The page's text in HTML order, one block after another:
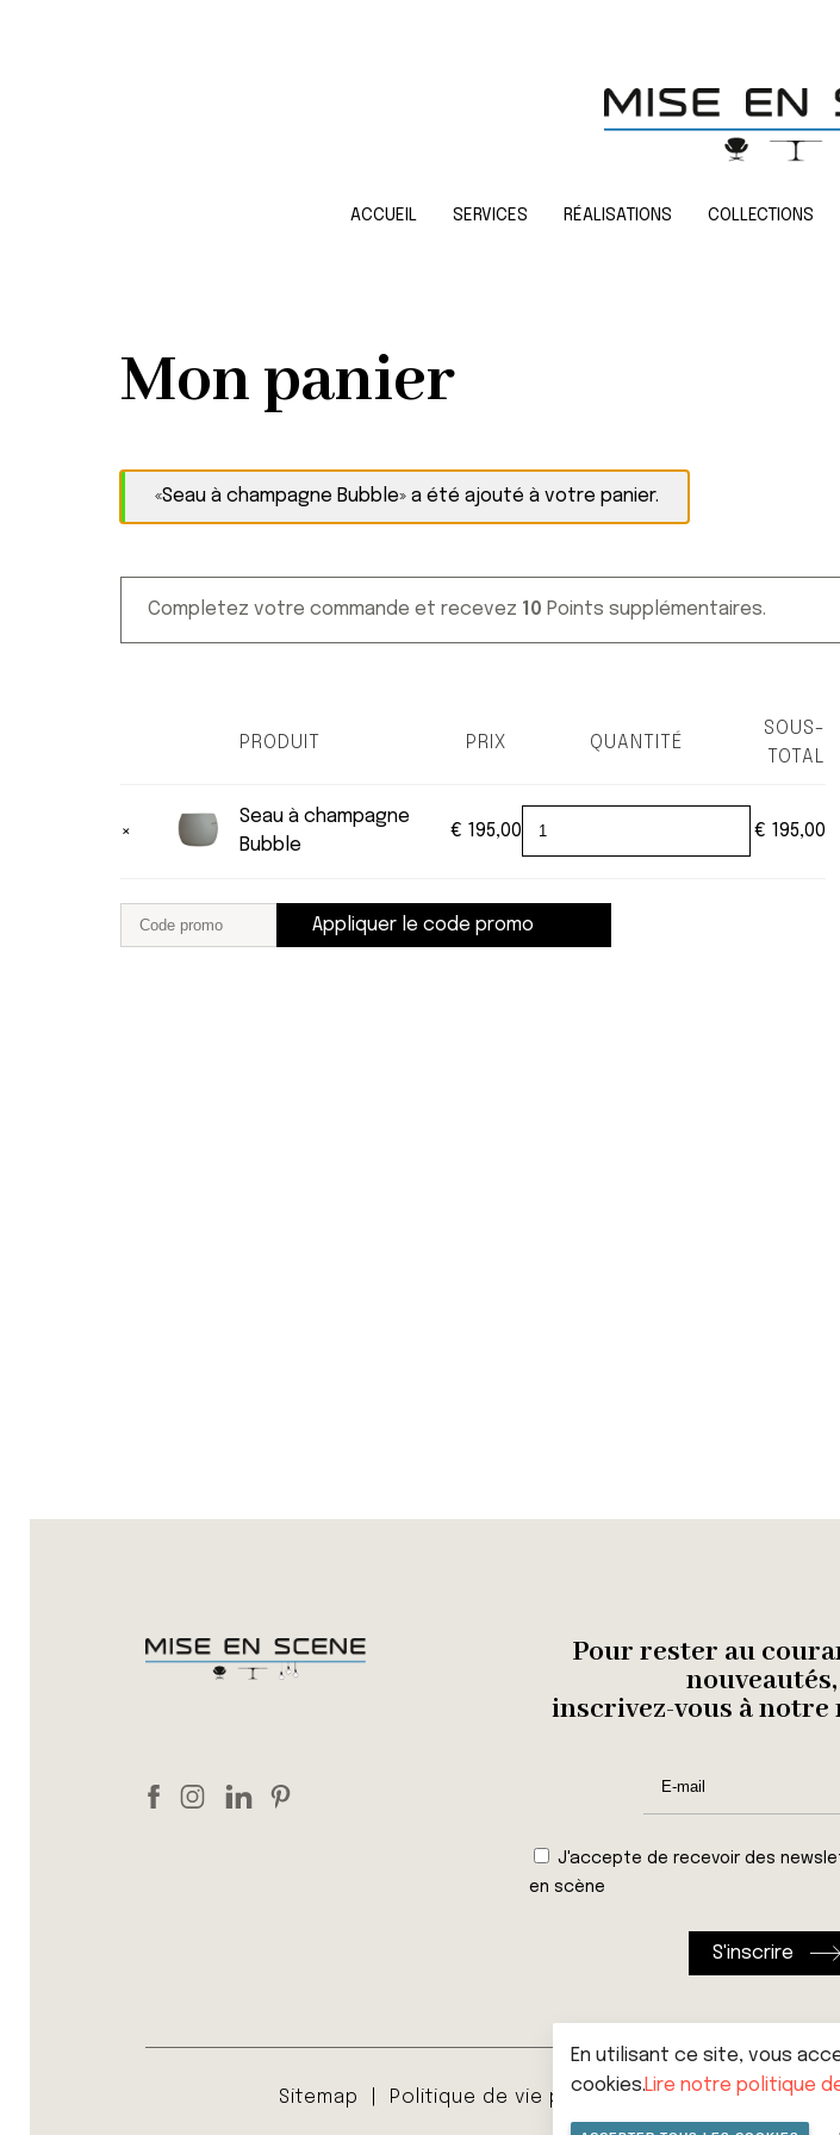
ACCUEIL SERVICES RÉALISATIONS COLLECTIONS
Mon panier
«Seau à champagne Bubble» a été ajouté à votre panier.
Completez votre commande et recevez 10 Points supplémentaires.
PRODUIT PRIX QUANTITÉ
SOUS-
TOTAL
×
Seau à champagne
Bubble
€ 195,00 € 195,00
Appliquer le code promo
Pour rester au
nouveautés,
inscrivez-vous à
J'accepte de recevoir des
en scène
Sitemap Politique de vie privée Cookies
En utilisant ce site, vous
cookies.Lire notre politique